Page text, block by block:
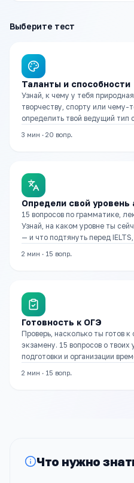
Выберите тест
Таланты и способности
Узнай, к чему у тебя
творчеству, спорту или чему-
определить твой ведущий тип
3 мин · 20 вопр.
Определи свой уровень
15 вопросов по грамматике,
Узнай, на каком уровне ты
— и что подтянуть перед
2 мин · 15 вопр.
Готовность к ОГЭ
Проверь, насколько ты готов
экзамену. 15 вопросов о
подготовки и организации
2 мин · 15 вопр.
Что нужно